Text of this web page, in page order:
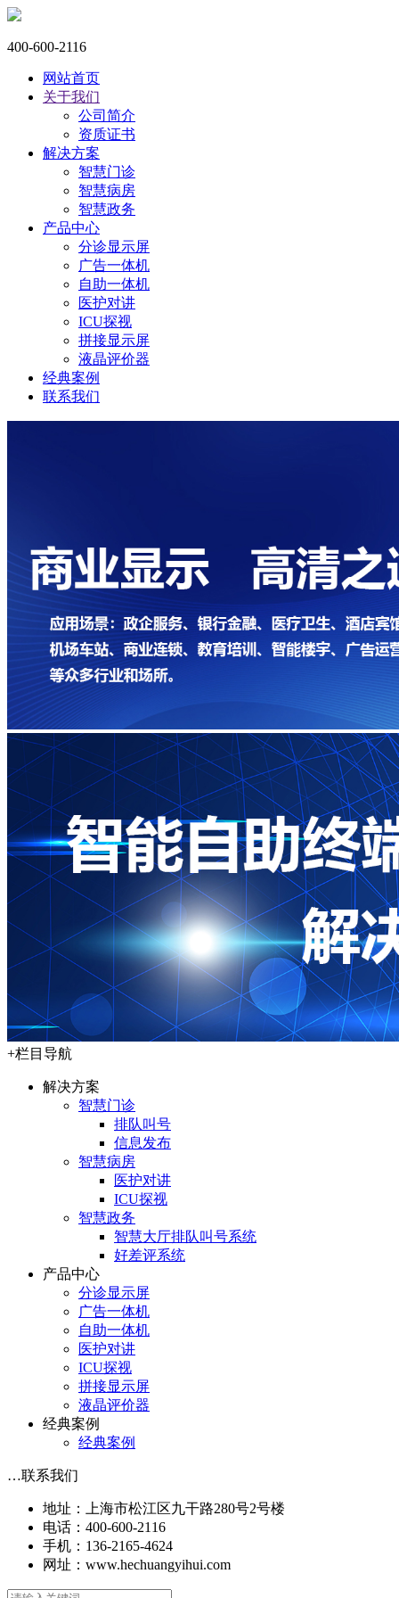
400-600-2116
网站首页
关于我们
公司简介
资质证书
解决方案
智慧门诊
智慧病房
智慧政务
产品中心
分诊显示屏
广告一体机
自助一体机
医护对讲
ICU探视
拼接显示屏
液晶评价器
经典案例
联系我们
+栏目导航
解决方案
智慧门诊
排队叫号
信息发布
智慧病房
医护对讲
ICU探视
智慧政务
智慧大厅排队叫号系统
好差评系统
产品中心
分诊显示屏
广告一体机
自助一体机
医护对讲
ICU探视
拼接显示屏
液晶评价器
经典案例
经典案例
…联系我们
地址：上海市松江区九干路280号2号楼
电话：400-600-2116
手机：136-2165-4624
网址：www.hechuangyihui.com